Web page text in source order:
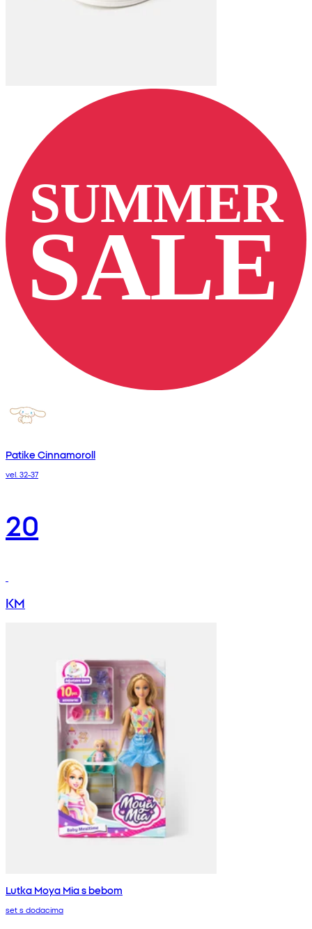
Patike Cinnamoroll
vel. 32-37
20
KM
Lutka Moya Mia s bebom
set s dodacima